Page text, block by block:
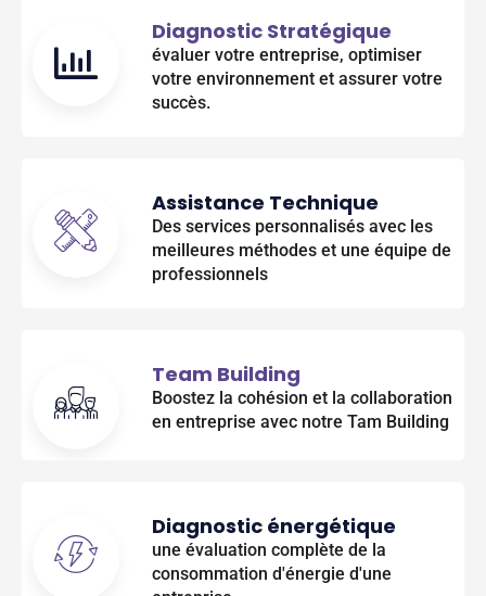
Diagnostic Stratégique
évaluer votre entreprise, optimiser
votre environnement et assurer votre
succès.
Assistance Technique
Des services personnalisés avec les
meilleures méthodes et une équipe de
professionnels
Team Building
Boostez la cohésion et la collaboration
en entreprise avec notre Tam Building
Diagnostic énergétique
une évaluation complète de la
consommation d'énergie d'une